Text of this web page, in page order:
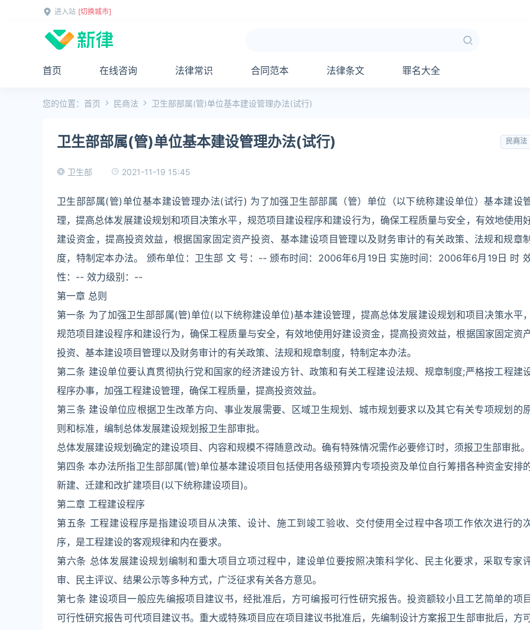
进入站 [切换城市]
首页 在线咨询 法律常识 合同范本 法律条文 罪名大全
您的位置： 首页 民商法 卫生部部属(管)单位基本建设管理办法(试行)
卫生部部属(管)单位基本建设管理办法(试行) 民商法
卫生部 2021-11-19 15:45
卫生部部属(管)单位基本建设管理办法(试行) 为了加强卫生部部属（管）单位（以下统称建设单位）基本建设
理，提高总体发展建设规划和项目决策水平，规范项目建设程序和建设行为，确保工程质量与安全，有效地使用
建设资金，提高投资效益，根据国家固定资产投资、基本建设项目管理以及财务审计的有关政策、法规和规章制
度，特制定本办法。 颁布单位：卫生部 文 号：-- 颁布时间：2006年6月19日 实施时间：2006年6月19日 时
性：-- 效力级别：--
第一章 总则
第一条 为了加强卫生部部属(管)单位(以下统称建设单位)基本建设管理，提高总体发展建设规划和项目决策水平，
规范项目建设程序和建设行为，确保工程质量与安全，有效地使用好建设资金，提高投资效益，根据国家固定资
投资、基本建设项目管理以及财务审计的有关政策、法规和规章制度，特制定本办法。
第二条 建设单位要认真贯彻执行党和国家的经济建设方针、政策和有关工程建设法规、规章制度;严格按工程建
程序办事，加强工程建设管理，确保工程质量，提高投资效益。
第三条 建设单位应根据卫生改革方向、事业发展需要、区域卫生规划、城市规划要求以及其它有关专项规划的
则和标准，编制总体发展建设规划报卫生部审批。
总体发展建设规划确定的建设项目、内容和规模不得随意改动。确有特殊情况需作必要修订时，须报卫生部审批。
第四条 本办法所指卫生部部属(管)单位基本建设项目包括使用各级预算内专项投资及单位自行筹措各种资金安排
新建、迁建和改扩建项目(以下统称建设项目)。
第二章 工程建设程序
第五条 工程建设程序是指建设项目从决策、设计、施工到竣工验收、交付使用全过程中各项工作依次进行的
序，是工程建设的客观规律和内在要求。
第六条 总体发展建设规划编制和重大项目立项过程中，建设单位要按照决策科学化、民主化要求，采取专家
审、民主评议、结果公示等多种方式，广泛征求有关各方意见。
第七条 建设项目一般应先编报项目建议书，经批准后，方可编报可行性研究报告。投资额较小且工艺简单的项目
可行性研究报告可代项目建议书。重大或特殊项目应在项目建议书批准后，先编制设计方案报卫生部审批后，方